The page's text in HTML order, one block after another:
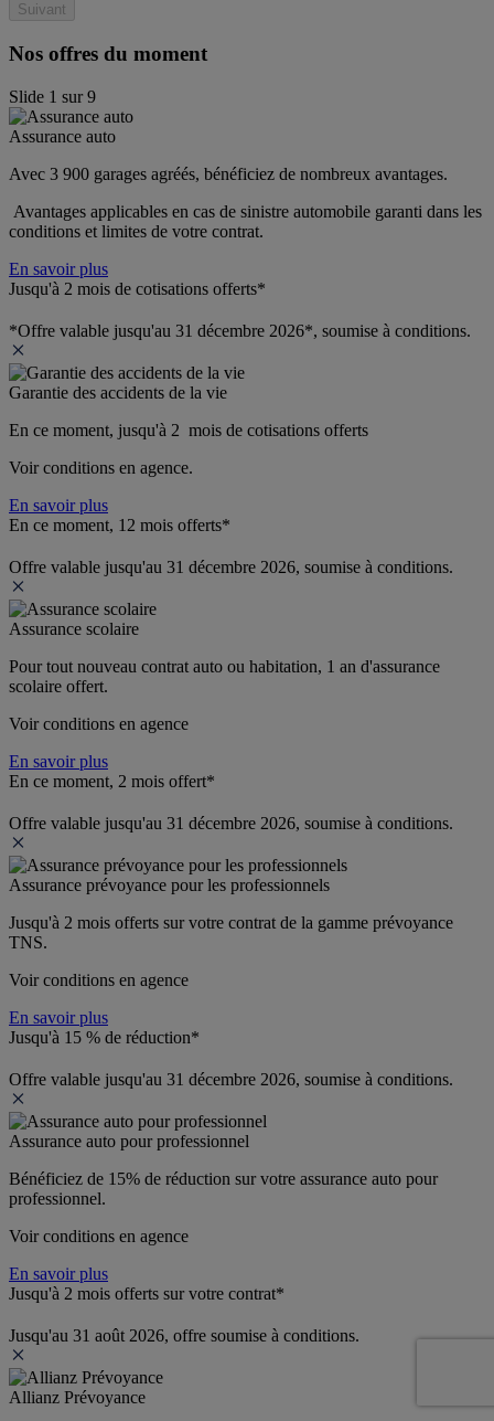
Suivant
Nos offres du moment
Slide 1 sur9
Assurance auto
Avec 3 900 garages agréés, bénéficiez de nombreux avantages.
Avantages applicables en cas de sinistre automobile garanti dans les
conditions et limites de votre contrat.
En savoir plus
Jusqu'à 2 mois de cotisations offerts*
*Offre valable jusqu'au 31 décembre 2026*, soumise à conditions.
Garantie des accidents de la vie
En ce moment, jusqu'à 2  mois de cotisations offerts
Voir conditions en agence.
En savoir plus
En ce moment, 12 mois offerts*
Offre valable jusqu'au 31 décembre 2026, soumise à conditions.
Assurance scolaire
Pour tout nouveau contrat auto ou habitation, 1 an d'assurance
scolaire offert.
Voir conditions en agence
En savoir plus
En ce moment, 2 mois offert*
Offre valable jusqu'au 31 décembre 2026, soumise à conditions.
Assurance prévoyance pour les professionnels
Jusqu'à 2 mois offerts sur votre contrat de la gamme prévoyance
TNS.
Voir conditions en agence
En savoir plus
Jusqu'à 15 % de réduction*
Offre valable jusqu'au 31 décembre 2026, soumise à conditions.
Assurance auto pour professionnel
Bénéficiez de 15% de réduction sur votre assurance auto pour
professionnel.
Voir conditions en agence
En savoir plus
Jusqu'à 2 mois offerts sur votre contrat*
Jusqu'au 31 août 2026, offre soumise à conditions.
Allianz Prévoyance